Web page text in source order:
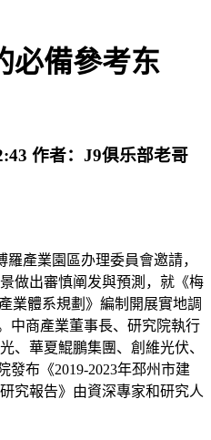
必備參考东
作者： J9俱乐部老哥
產業園區办理委員會邀請，
做出審慎阐发與預測，就《梅
業體系規劃》編制開展實地調
中商產業董事長、研究院執行
、華夏鯤鵬集團、創維光伏、
發布《2019-2023年邳州市建
究報告》由資深專家和研究人